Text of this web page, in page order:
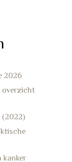
2026
overzicht
(2022)
kanker